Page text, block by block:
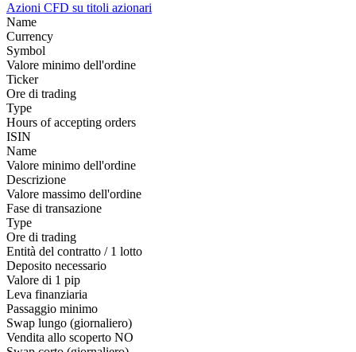
Azioni CFD su titoli azionari
Name
Currency
Symbol
Valore minimo dell'ordine
Ticker
Ore di trading
Type
Hours of accepting orders
ISIN
Name
Valore minimo dell'ordine
Descrizione
Valore massimo dell'ordine
Fase di transazione
Type
Ore di trading
Entità del contratto / 1 lotto
Deposito necessario
Valore di 1 pip
Leva finanziaria
Passaggio minimo
Swap lungo (giornaliero)
Vendita allo scoperto NO